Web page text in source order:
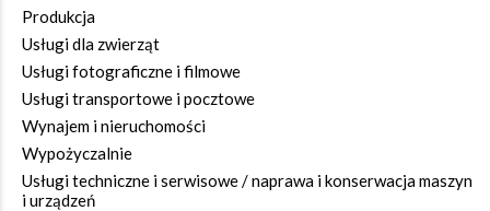
Produkcja
Usługi dla zwierząt
Usługi fotograficzne i filmowe
Usługi transportowe i pocztowe
Wynajem i nieruchomości
Wypożyczalnie
Usługi techniczne i serwisowe / naprawa i konserwacja maszyn
i urządzeń